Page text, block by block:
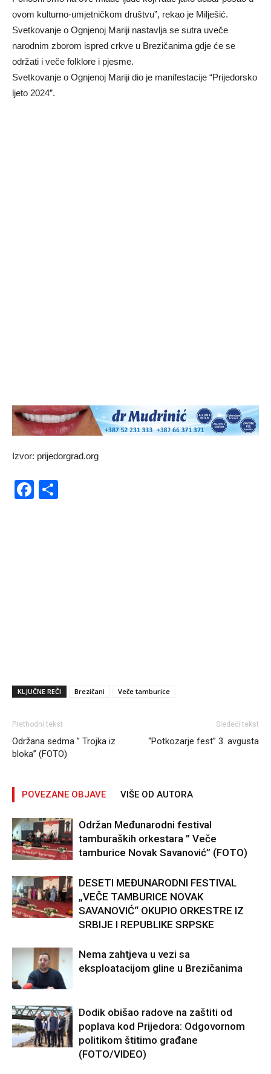
ovom kulturno-umjetničkom društvu”, rekao je Milješić.
Svetkovanje o Ognjenoj Mariji nastavlja se sutra uveče
narodnim zborom ispred crkve u Brezičanima gdje će se
održati i veče folklore i pjesme.
Svetkovanje o Ognjenoj Mariji dio je manifestacije “Prijedorsko
ljeto 2024”.
Izvor: prijedorgrad.org
Facebook
KLJUČNE REČI Brezičani Veče tamburice
Prethodni tekst
Održana sedma ” Trojka iz
bloka” (FOTO)
Sledeći tekst
“Potkozarje fest” 3. avgusta
POVEZANE OBJAVE VIŠE OD AUTORA
Održan Međunarodni festival
tamburaških orkestara ” Veče
tamburice Novak Savanović” (FOTO)
DESETI MEĐUNARODNI FESTIVAL
„VEČE TAMBURICE NOVAK
SAVANOVIĆ“ OKUPIO ORKESTRE IZ
SRBIJE I REPUBLIKE SRPSKE
Nema zahtjeva u vezi sa
eksploatacijom gline u Brezičanima
Dodik obišao radove na zaštiti od
poplava kod Prijedora: Odgovornom
politikom štitimo građane
(FOTO/VIDEO)